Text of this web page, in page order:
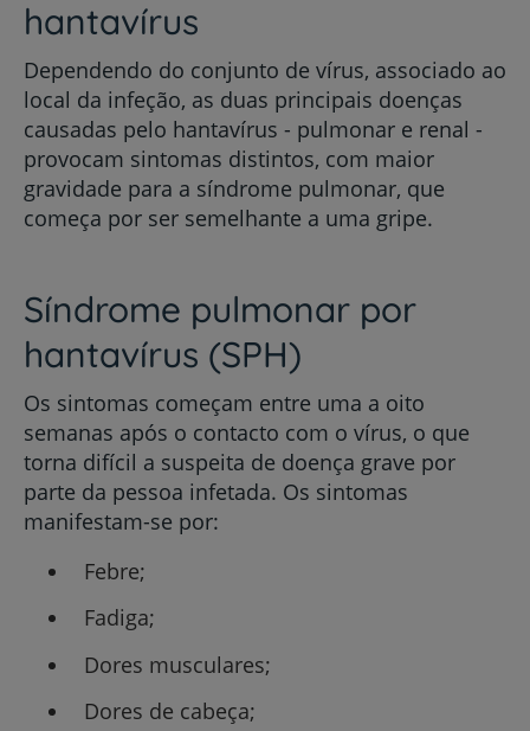
hantavírus
Dependendo do conjunto de vírus, associado ao
local da infeção, as duas principais doenças
causadas pelo hantavírus - pulmonar e renal -
provocam sintomas distintos, com maior
gravidade para a síndrome pulmonar, que
começa por ser semelhante a uma gripe.
Síndrome pulmonar por
hantavírus (SPH)
Os sintomas começam entre uma a oito
semanas após o contacto com o vírus, o que
torna difícil a suspeita de doença grave por
parte da pessoa infetada. Os sintomas
manifestam-se por:
Febre;
Fadiga;
Dores musculares;
Dores de cabeça;